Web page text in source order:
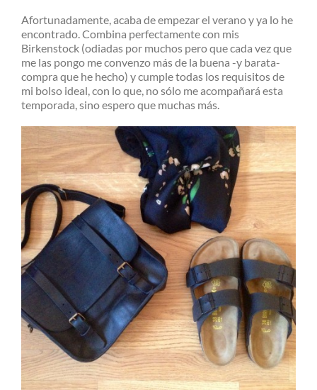
Afortunadamente, acaba de empezar el verano y ya lo he
encontrado. Combina perfectamente con mis
Birkenstock (odiadas por muchos pero que cada vez que
me las pongo me convenzo más de la buena -y barata-
compra que he hecho) y cumple todas los requisitos de
mi bolso ideal, con lo que, no sólo me acompañará esta
temporada, sino espero que muchas más.